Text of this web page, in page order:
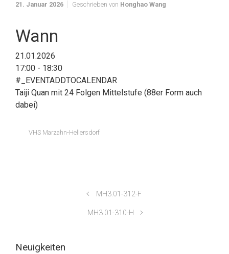
21. Januar 2026 Geschrieben von Honghao Wang
Wann
21.01.2026
17:00 - 18:30
#_EVENTADDTOCALENDAR
Taiji Quan mit 24 Folgen Mittelstufe (88er Form auch
dabei)
VHS Marzahn-Hellersdorf
MH3.01-312-F
MH3.01-310-H
Neuigkeiten